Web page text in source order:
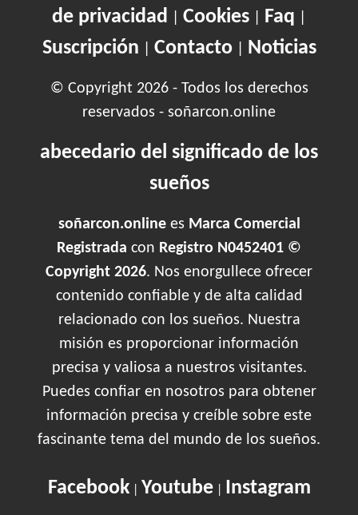
de privacidad
Cookies Faq
Suscripción Contacto| Noticias
© Copyright 2026 - Todos los derechos
reservados - soñarcon.online
abecedario del significado de los
sueños
soñarcon.onlinees Marca Comercial
Registrada con Registro N0452401 ©
Copyright 2026. Nos enorgullece ofrecer
contenido confiable y de alta calidad
relacionado con los sueños. Nuestra
misión es proporcionar información
precisa y valiosa a nuestros visitantes.
Puedes confiar en nosotros para obtener
información precisa y creíble sobre este
fascinante tema del mundo de los sueños.
Facebook| Youtube| Instagram